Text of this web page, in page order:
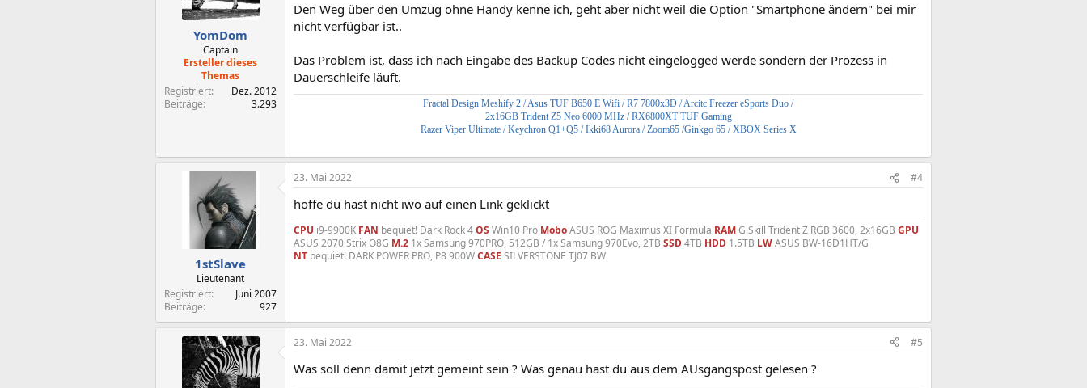
YomDom
Captain
Ersteller dieses
Themas
Registriert
Dez. 2012
Beiträge
3.293
Den Weg über den Umzug ohne Handy kenne ich, geht aber nicht weil die Option "Smartphone ändern" bei mir
nicht verfügbar ist..
Das Problem ist, dass ich nach Eingabe des Backup Codes nicht eingelogged werde sondern der Prozess in
Dauerschleife läuft.
Fractal Design Meshify 2 / Asus TUF B650 E Wifi / R7 7800x3D / Arcitc Freezer eSports Duo /
2x16GB Trident Z5 Neo 6000 MHz / RX6800XT TUF Gaming
Razer Viper Ultimate / Keychron Q1+Q5 / Ikki68 Aurora / Zoom65 /Ginkgo 65 / XBOX Series X
1stSlave
Lieutenant
Registriert
Juni 2007
Beiträge
927
23. Mai 2022 #4
hoffe du hast nicht iwo auf einen Link geklickt
CPU i9-9900K FAN bequiet! Dark Rock 4OS Win10 Pro MoboASUS ROG Maximus XI Formula RAMG.Skill Trident Z RGB 3600, 2x16GB GPU
ASUS 2070 Strix O8G M.2 1x Samsung 970PRO, 512GB / 1x Samsung 970Evo, 2TB SSD4TB HDD 1.5TB LWASUS BW-16D1HT/G
NT bequiet! DARK POWER PRO, P8 900WCASE SILVERSTONE TJ07 BW
23. Mai 2022 #5
Was soll denn damit jetzt gemeint sein ? Was genau hast du aus dem AUsgangspost gelesen ?